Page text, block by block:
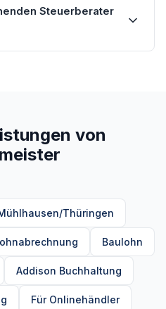
Steuerberater
von
Thüringen
Baulohn
Addison Buchhaltung
Für Onlinehändler